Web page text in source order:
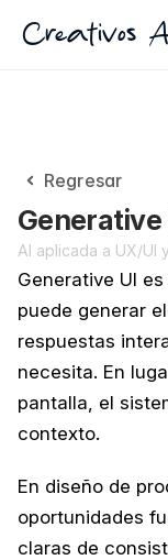
Creativos
Regresar
Generative
AI aplicada a UX/UI
Generative UI
puede generar
respuestas
necesita. En
pantalla, el
contexto.
En diseño de
oportunidades
claras de